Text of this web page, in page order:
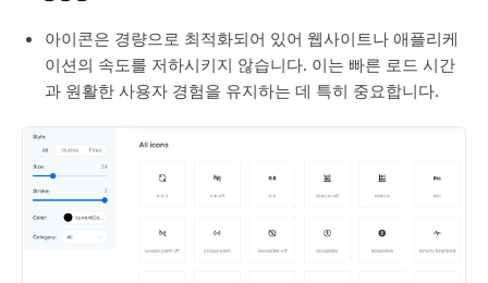
아이콘은 경량으로 최적화되어 있어 웹사이트나 애플리케
이션의 속도를 저하시키지 않습니다. 이는 빠른 로드 시간
과 원활한 사용자 경험을 유지하는 데 특히 중요합니다.